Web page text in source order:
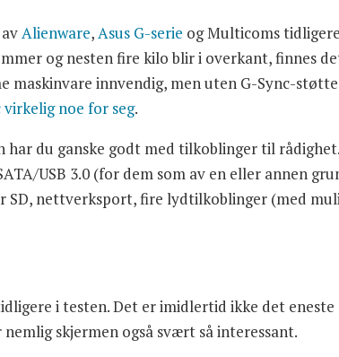
avAlienware,Asus G-serie og Multicoms tidligere
og nesten fire kilo blir i overkant, finnes
maskinvare innvendig, men uten G-Sync-
virkelig noe for seg.
har du ganske godt med tilkoblinger til
USB 3.0 (for dem som av en eller annen
SD, nettverksport, fire lydtilkoblinger (med
i testen. Det er imidlertid ikke det
skjermen også svært så interessant.